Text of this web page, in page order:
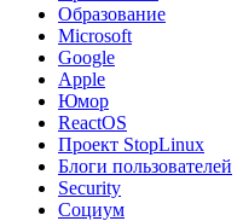
Образование
Microsoft
Google
Apple
Юмор
ReactOS
Проект StopLinux
Блоги пользователей
Security
Социум